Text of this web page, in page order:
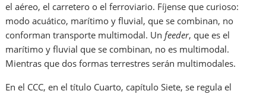
el aéreo, el carretero o el ferroviario. Fíjense que curioso:
modo acuático, marítimo y fluvial, que se combinan, no
conforman transporte multimodal. Unfeeder, que es el
marítimo y fluvial que se combinan, no es multimodal.
Mientras que dos formas terrestres serán multimodales.
En el CCC, en el título Cuarto, capítulo Siete, se regula el